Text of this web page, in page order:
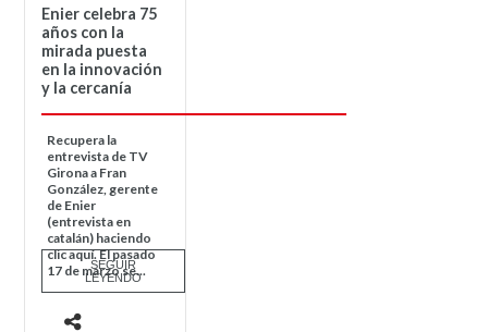
Enier celebra 75
años con la
mirada puesta
en la innovación
y la cercanía
Recupera la
entrevista de TV
Girona a Fran
González, gerente
de Enier
(entrevista en
catalán) haciendo
clic aquí. El pasado
17 de marzo se...
SEGUIR
LEYENDO